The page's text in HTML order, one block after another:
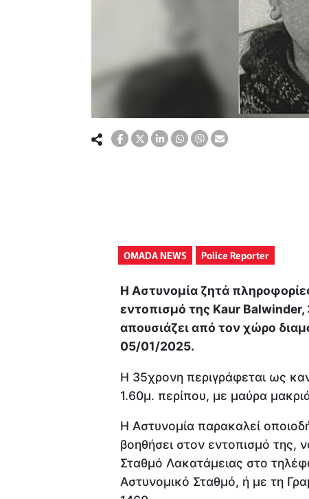
OMADA NEWS Police Reporter
Η Αστυνομία ζητά
εντοπισμό της Kaur Balwinder,
απουσιάζει από τον χώρο
05/01/2025.
Η 35χρονη περιγράφεται ως
1.60μ. περίπου, με μαύρα
Η Αστυνομία παρακαλεί
βοηθήσει στον εντοπισμό της,
Σταθμό Λακατάμειας στο
Αστυνομικό Σταθμό, ή με τη